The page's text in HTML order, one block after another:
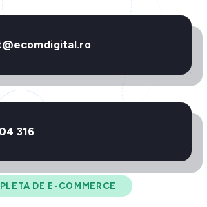
DE E-COMMERCE
316